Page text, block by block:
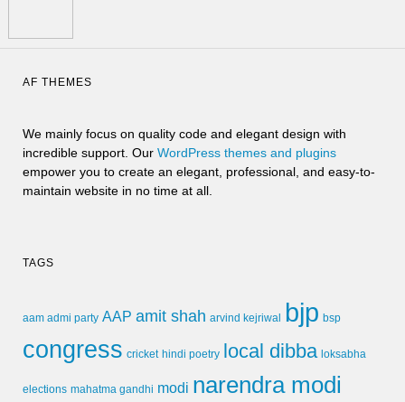
AF THEMES
We mainly focus on quality code and elegant design with
incredible support. Our WordPress themes and plugins
empower you to create an elegant, professional, and easy-to-
maintain website in no time at all.
TAGS
aam admi party AAP amit shah arvind kejriwal bjp bsp
congress cricket hindi poetry local dibba loksabha
elections mahatma gandhi modi narendra modi